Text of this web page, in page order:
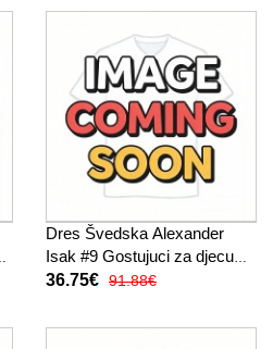
Dres Švedska Alexander
Isak #9 Gostujuci za djecu
SP 2026 Kratak Rukav (+
36.75€ 91.88€